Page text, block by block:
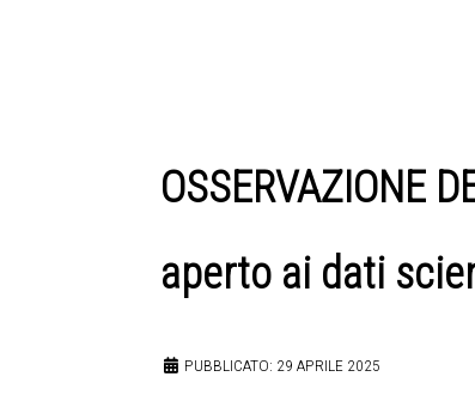
OSSERVAZIONE
aperto ai dati
PUBBLICATO: 29 APRILE 2025